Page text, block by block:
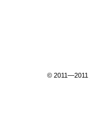
© 2011—2011